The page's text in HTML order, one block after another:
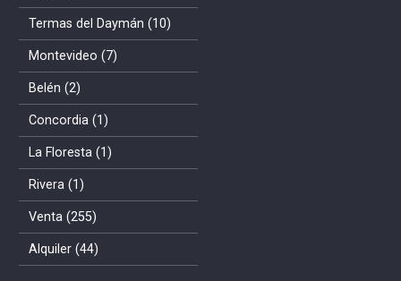
Termas del Daymán (10)
Montevideo (7)
Belén (2)
Concordia (1)
La Floresta (1)
Rivera (1)
Venta (255)
Alquiler (44)